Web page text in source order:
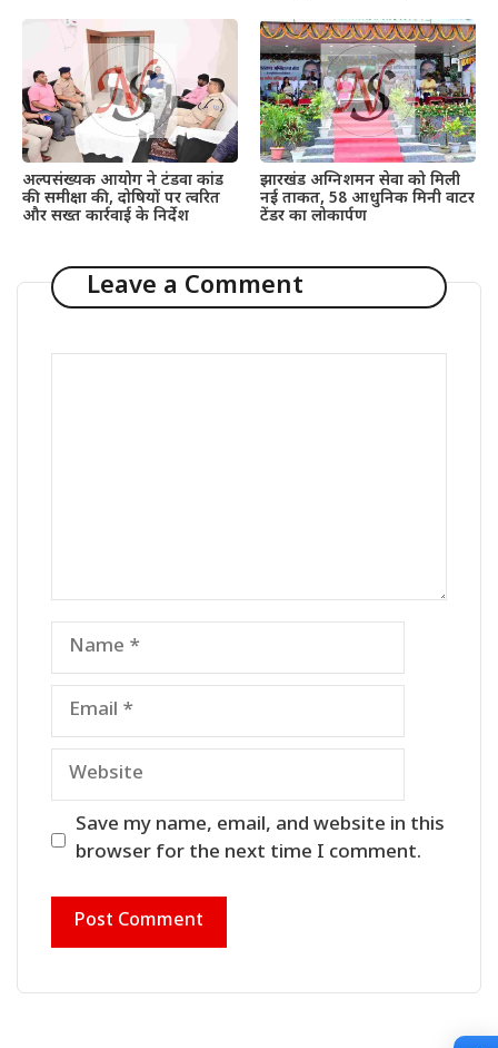
अल्पसंख्यक आयोग ने टंडवा कांड
की समीक्षा की, दोषियों पर त्वरित
और सख्त कार्रवाई के निर्देश
झारखंड अग्निशमन सेवा को मिली
नई ताकत, 58 आधुनिक मिनी वाटर
टेंडर का लोकार्पण
Leave a Comment
Name
Email
Website
Save my name, email, and website in this
browser for the next time I comment.